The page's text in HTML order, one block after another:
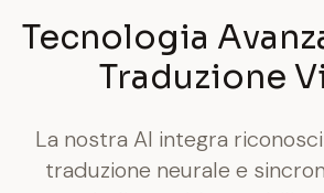
Tecnologia
Traduzione
La nostra AI integra
traduzione neurale e